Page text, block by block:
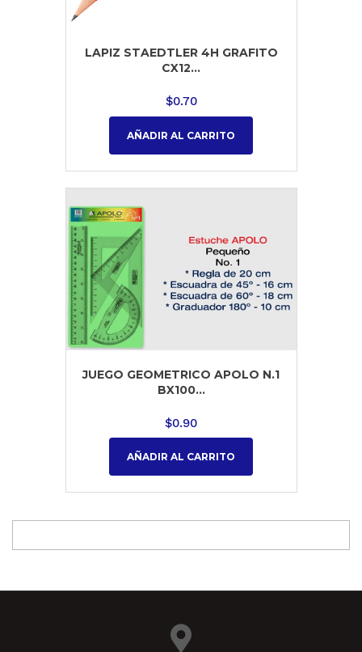
LAPIZ STAEDTLER 4H GRAFITO
CX12...
$0.70
AÑADIR AL CARRITO
JUEGO GEOMETRICO APOLO N.1
BX100...
$0.90
AÑADIR AL CARRITO